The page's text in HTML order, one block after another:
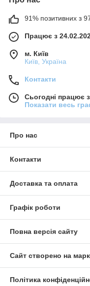
91% позитивних з 97
Працює з
м. Київ
Київ, Україна
Контакти
Сьогодні працює
Показати весь
Про нас
Контакти
Доставка та оплата
Графік роботи
Повна версія сайту
Сайт створено на
Політика